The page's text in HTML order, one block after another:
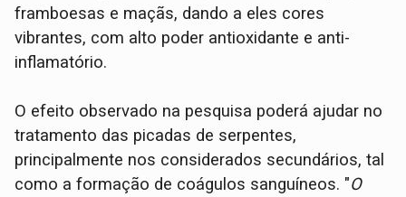
framboesas e maçãs, dando a eles cores
vibrantes, com alto poder antioxidante e anti-
inflamatório.
O efeito observado na pesquisa poderá ajudar no
tratamento das picadas de serpentes,
principalmente nos considerados secundários, tal
como a formação de coágulos sanguíneos. "O